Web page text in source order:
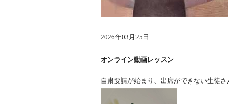
2026年03月25日
オンライン動画レッスン
自粛要請が始まり、出席ができない生徒